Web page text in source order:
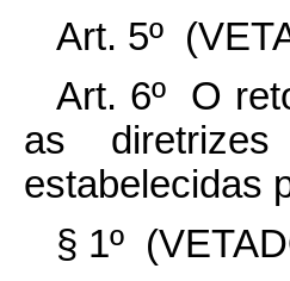
Art. 5º
Art. 6º O
as
estabelecidas
§ 1º